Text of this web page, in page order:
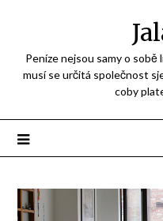
Peníze nejsou samy o sobě
musí se určitá společnost
coby